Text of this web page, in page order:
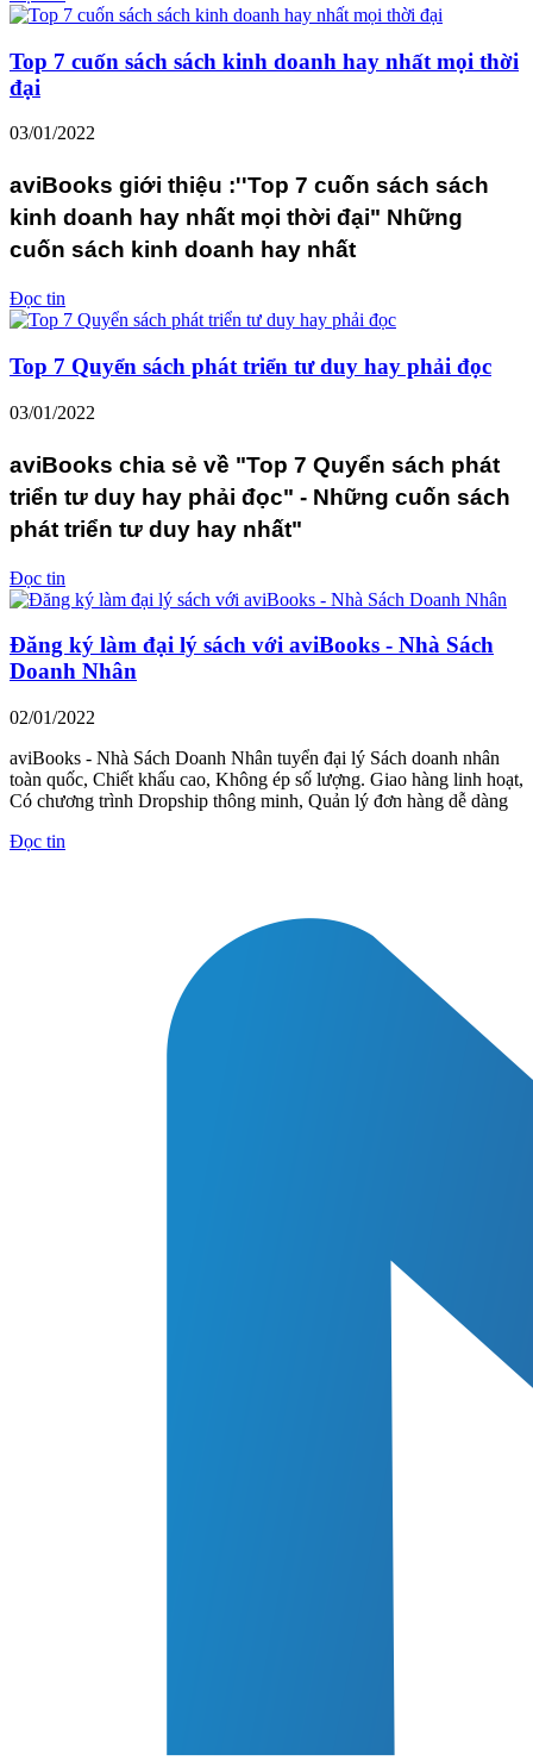
Top 7 cuốn sách sách kinh doanh hay nhất mọi thời
đại
03/01/2022
aviBooks giới thiệu :''Top 7 cuốn sách sách
kinh doanh hay nhất mọi thời đại" Những
cuốn sách kinh doanh hay nhất
Đọc tin
Top 7 Quyển sách phát triển tư duy hay phải đọc
03/01/2022
aviBooks chia sẻ về "Top 7 Quyển sách phát
triển tư duy hay phải đọc" - Những cuốn sách
phát triển tư duy hay nhất"
Đọc tin
Đăng ký làm đại lý sách với aviBooks - Nhà Sách
Doanh Nhân
02/01/2022
aviBooks - Nhà Sách Doanh Nhân tuyển đại lý Sách doanh nhân
toàn quốc, Chiết khấu cao, Không ép số lượng. Giao hàng linh hoạt,
Có chương trình Dropship thông minh, Quản lý đơn hàng dễ dàng
Đọc tin